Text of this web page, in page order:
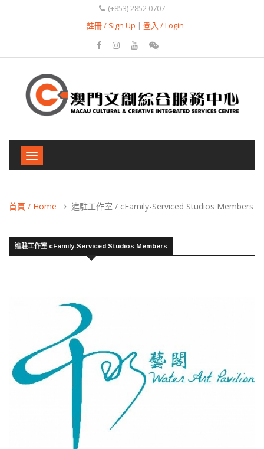
(+853) 2852 0707
註冊 / Sign Up | 登入 / Login
Toggle
navigation
首頁 / Home 進駐工作室 / cFamily-Serviced Studios Members
進駐工作室 cFamily-Serviced Studios Members